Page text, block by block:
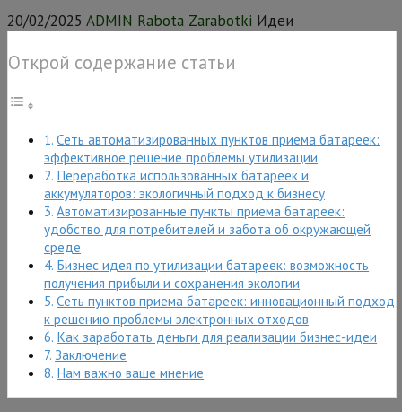
20/02/2025 ADMIN Rabota Zarabotki Идеи
Открой содержание статьи
Сеть автоматизированных пунктов приема батареек:
эффективное решение проблемы утилизации
Переработка использованных батареек и
аккумуляторов: экологичный подход к бизнесу
Автоматизированные пункты приема батареек:
удобство для потребителей и забота об окружающей
среде
Бизнес идея по утилизации батареек: возможность
получения прибыли и сохранения экологии
Сеть пунктов приема батареек: инновационный подход
к решению проблемы электронных отходов
Как заработать деньги для реализации бизнес-идеи
Заключение
Нам важно ваше мнение